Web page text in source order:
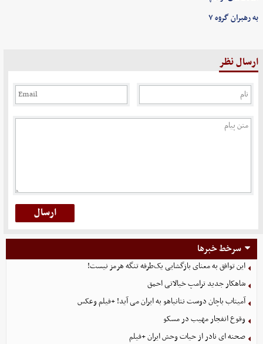
به رهبران گروه ۷
ارسال نظر
سرخط خبرها
این توافق به معنای بازگشایی یک‌طرفه تنگه هرمز نیست!
شاهکار جدید ترامپ خیالاتی احمق
آمیتاب باچان دوست نتانیاهو به ایران می آید! +فیلم وعکس
وقوع انفجار مهیب در مسکو
صحنه ای نادر از حیات وحش ایران +فیلم